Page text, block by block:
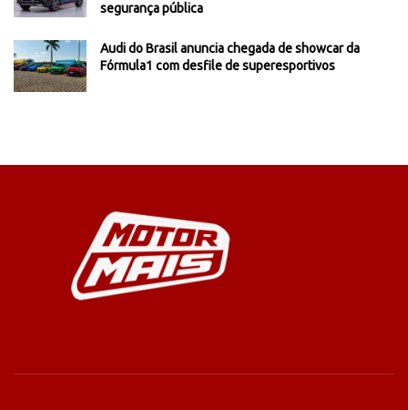
segurança pública
Audi do Brasil anuncia chegada de showcar da
Fórmula1 com desfile de superesportivos